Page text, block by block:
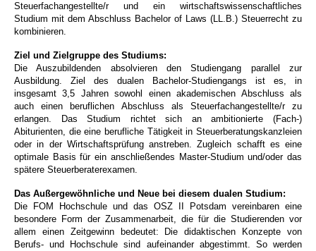
Steuerfachangestellte/r und ein wirtschaftswissenschaftliches
Studium mit dem Abschluss Bachelor of Laws (LL.B.) Steuerrecht zu
kombinieren.
Ziel und Zielgruppe des Studiums:
Die Auszubildenden absolvieren den Studiengang parallel zur
Ausbildung. Ziel des dualen Bachelor-Studiengangs ist es, in
insgesamt 3,5 Jahren sowohl einen akademischen Abschluss als
auch einen beruflichen Abschluss als Steuerfachangestellte/r zu
erlangen. Das Studium richtet sich an ambitionierte (Fach-)
Abiturienten, die eine berufliche Tätigkeit in Steuerberatungskanzleien
oder in der Wirtschaftsprüfung anstreben. Zugleich schafft es eine
optimale Basis für ein anschließendes Master-Studium und/oder das
spätere Steuerberaterexamen.
Das Außergewöhnliche und Neue bei diesem dualen Studium:
Die FOM Hochschule und das OSZ II Potsdam vereinbaren eine
besondere Form der Zusammenarbeit, die für die Studierenden vor
allem einen Zeitgewinn bedeutet: Die didaktischen Konzepte von
Berufs- und Hochschule sind aufeinander abgestimmt. So werden